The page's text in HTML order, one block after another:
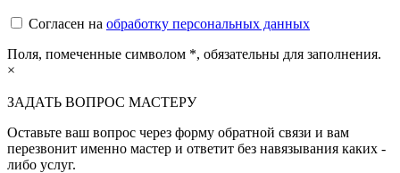
Согласен на обработку персональных данных
Поля, помеченные символом *, обязательны для заполнения.
×
ЗАДАТЬ ВОПРОС МАСТЕРУ
Оставьте ваш вопрос через форму обратной связи и вам
перезвонит именно мастер и ответит без навязывания каких -
либо услуг.